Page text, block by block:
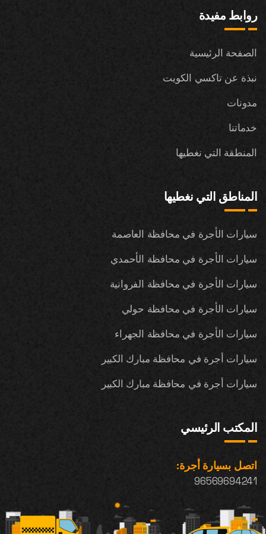
روابط مفيدة
الصفحة الرئيسية
نبذة عن تاكسي الكويت
مدونات
خدماتنا
المنطقة التي نغطيها
المناطق التي نغطيها
سيارات الأجرة في محافظة العاصمة
سيارات الأجرة في محافظة الأحمدي
سيارات الأجرة في محافظة الفروانية
سيارات الأجرة في محافظة حولي
سيارات الأجرة في محافظة الجهراء
سيارات أجرة في محافظة مبارك الكبير
سيارات أجرة في محافظة مبارك الكبير
المكتب الرئيسي
اتصل بسيارة أجرة:
96569694241